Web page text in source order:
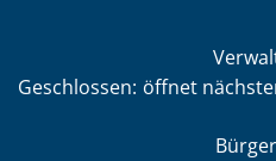
Klicken, um weitere
Geschlossen: öffnet